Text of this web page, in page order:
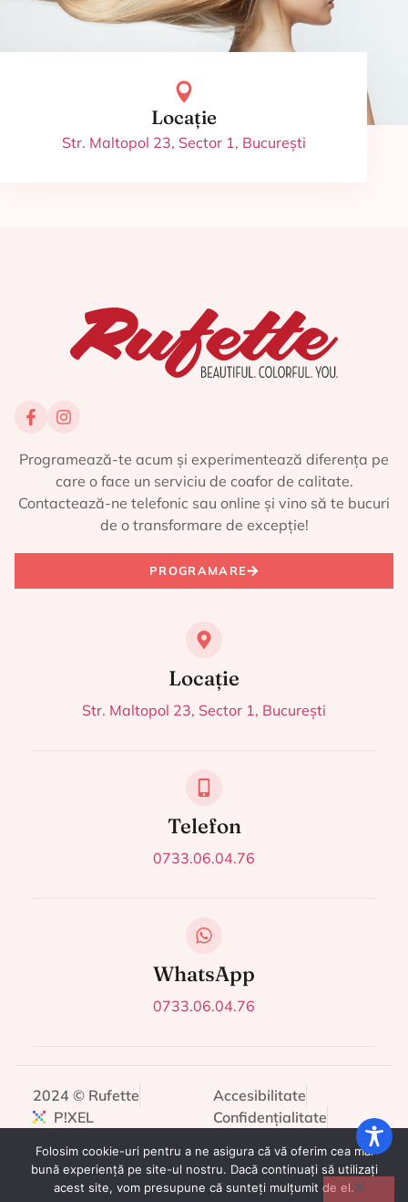
Locație
Str. Maltopol 23, Sector 1, București
Programează-te acum și experimentează diferența pe
care o face un serviciu de coafor de calitate.
Contactează-ne telefonic sau online și vino să te bucuri
de o transformare de excepție!
PROGRAMARE
Locație
Str. Maltopol 23, Sector 1, București
Telefon
0733.06.04.76
WhatsApp
0733.06.04.76
2024 © Rufette
P!XEL
Accesibilitate
Confidențialitate
Folosim cookie-uri pentru a ne asigura că vă oferim cea mai
bună experiență pe site-ul nostru. Dacă continuați să utilizați
acest site, vom presupune că sunteți mulțumit de el.